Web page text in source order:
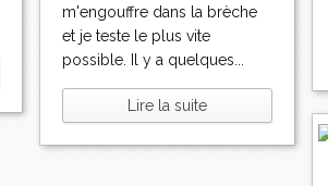
m'engouffre dans la brèche
et je teste le plus vite
possible. Il y a quelques...
Lire la suite